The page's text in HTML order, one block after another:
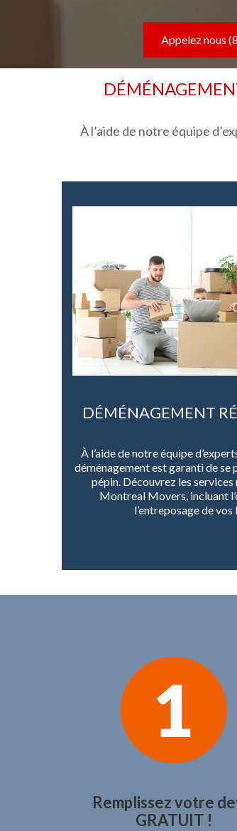
Appelez nous
À l’aide de notre équipe
DÉMÉNAGEMENT
À l’aide de notre équipe
déménagement est garanti de se
pépin. Découvrez les
Montreal Movers, incluant
l’entreposage de vos
Remplissez votre
GRATUIT !